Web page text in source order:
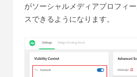
がソーシャルメディアプロフィ
スできるようになります。